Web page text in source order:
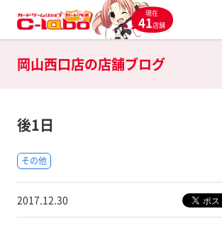
現在
41店舗
岡山西口店の店舗ブログ
後1日
その他
2017.12.30